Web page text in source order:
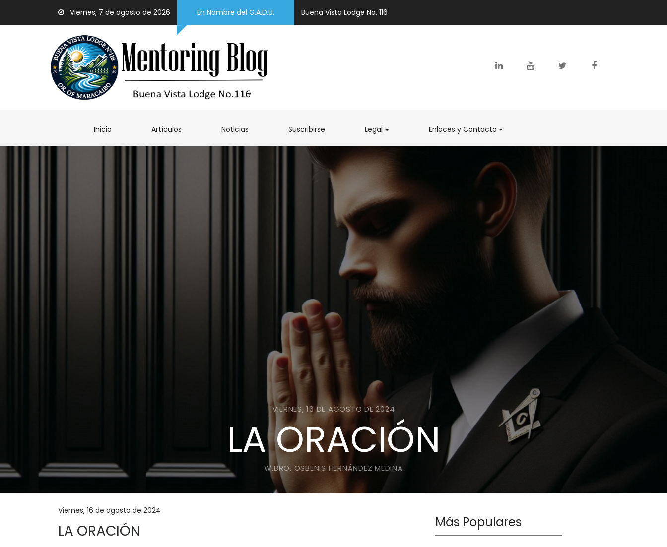
Viernes, 7 de agosto de 2026 En Nombre del G.A.D.U. Buena Vista Lodge No. 116
Inicio Artículos Noticias Suscribirse Legal Enlaces y Contacto
VIERNES, 16 DE AGOSTO DE 2024
LA ORACIÓN
W.BRO. OSBENIS HERNÁNDEZ MEDINA
Viernes, 16 de agosto de 2024
LA ORACIÓN Más Populares